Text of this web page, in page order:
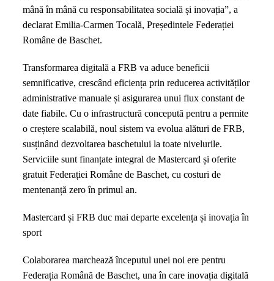
mână în mână cu responsabilitatea socială și inovația”, a
declarat Emilia-Carmen Tocală, Președintele Federației
Române de Baschet.
Transformarea digitală a FRB va aduce beneficii
semnificative, crescând eficiența prin reducerea activităților
administrative manuale și asigurarea unui flux constant de
date fiabile. Cu o infrastructură concepută pentru a permite
o creștere scalabilă, noul sistem va evolua alături de FRB,
susținând dezvoltarea baschetului la toate nivelurile.
Serviciile sunt finanțate integral de Mastercard și oferite
gratuit Federației Române de Baschet, cu costuri de
mentenanță zero în primul an.
Mastercard și FRB duc mai departe excelența și inovația în
sport
Colaborarea marchează începutul unei noi ere pentru
Federația Română de Baschet, una în care inovația digitală